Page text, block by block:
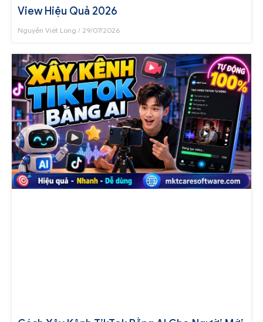
View Hiệu Quả 2026
Nguyễn Viết Long 29/07/2026